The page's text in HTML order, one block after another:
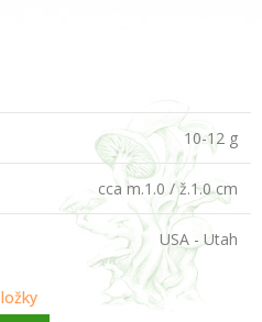
10-12 g
cca m.1.0 / ž.1.0 cm
USA - Utah